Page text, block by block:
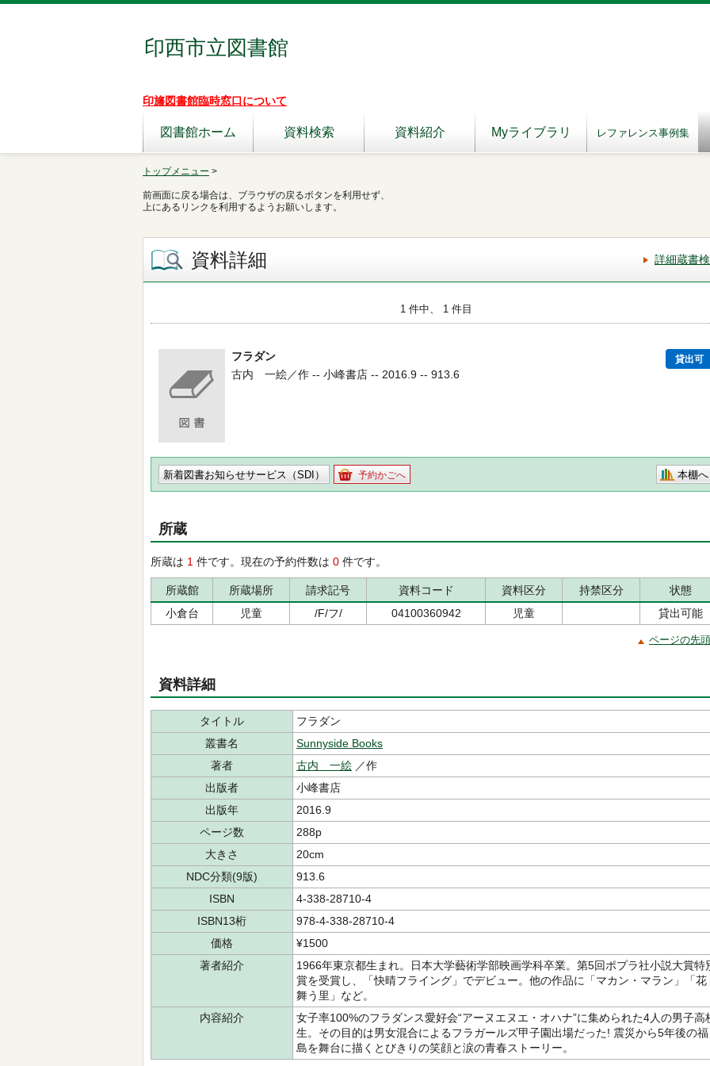
印西市立図書館
印旛図書館臨時窓口について
図書館ホーム 資料検索 資料紹介 Myライブラリ レファレンス事例集
トップメニュー >
前画面に戻る場合は、ブラウザの戻るボタンを利用せず、
上にあるリンクを利用するようお願いします。
資料詳細 詳細蔵書
1 件中、 1 件目
フラダン 貸出可
古内 一絵／作 -- 小峰書店 -- 2016.9 -- 913.6
新着図書お知らせサービス（SDI） 予約かごへ 本棚へ
所蔵
所蔵は 1 件です。現在の予約件数は 0 件です。
所蔵館 所蔵場所 請求記号 資料コード 資料区分 持禁区分
状態
小倉台
児童 /F/フ/ 04100360942 児童 貸出可能
ページの先
資料詳細
タイトル
フラダン
叢書名
Sunnyside Books
著者
古内 一絵 ／作
出版者
小峰書店
出版年
2016.9
ページ数
288p
大きさ
20cm
NDC分類(9版)
913.6
ISBN
4-338-28710-4
ISBN13桁
978-4-338-28710-4
価格
¥1500
著者紹介
1966年東京都生まれ。日本大学藝術学部映画学科卒業。第5回ポプラ社小説大賞特
賞を受賞し、「快晴フライング」でデビュー。他の作品に「マカン・マラン」「花
舞う里」など。
内容紹介
女子率100%のフラダンス愛好会“アーヌエヌエ・オハナ”に集められた4人の男子高
生。その目的は男女混合によるフラガールズ甲子園出場だった! 震災から5年後の福
島を舞台に描くとびきりの笑顔と涙の青春ストーリー。